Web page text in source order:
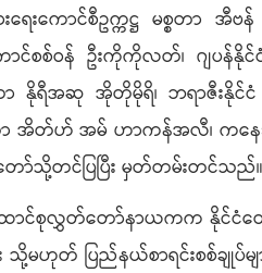
းရေးကောင်စီဥက္ကဋ္ဌ မစ္စတာ
စစ်ဝန် ဦးကိုကိုလတ်၊ ဂျပန်နိုင်
ာ နိုရီအဆု အိုတိုမိုရိ၊ ဘရာဇီးနိုင်ငံ
ာ အိတ်ဟ် အမ် ဟာကန်အလီ၊ ကနေဒ
ာ်သို့တင်ပြပြီး မှတ်တမ်းတင်သည်။
ာင်စုလွှတ်တော်နာယကက နိုင်ငံတေ
သို့မဟုတ် ပြည်နယ်စာရင်းစစ်ချုပ်မ